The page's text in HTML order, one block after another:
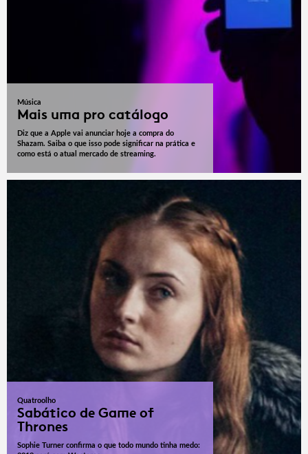
Música
Mais uma pro catálogo
Diz que a Apple vai anunciar hoje a compra do
Shazam. Saiba o que isso pode significar na prática e
como está o atual mercado de streaming.
Quatroolho
Sabático de Game of
Thrones
Sophie Turner confirma o que todo mundo tinha medo: